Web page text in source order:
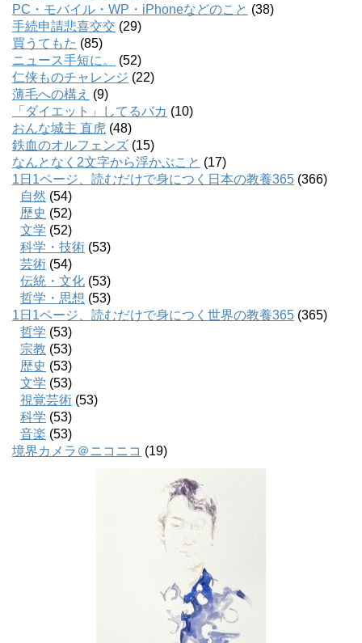
PC・モバイル・WP・iPhoneなどのこと (38)
手続申請悲喜交交 (29)
買うてもた (85)
ニュース手短に。
(52)
仁侠ものチャレンジ (22)
薄毛への構え (9)
「ダイエット」してるバカ (10)
おんな城主 直虎 (48)
鉄血のオルフェンズ (15)
なんとなく2文字から浮かぶこと (17)
1日1ページ、読むだけで身につく日本の教養365 (366)
自然 (54)
歴史 (52)
文学 (52)
科学・技術 (53)
芸術 (54)
伝統・文化 (53)
哲学・思想 (53)
1日1ページ、読むだけで身につく世界の教養365 (365)
哲学 (53)
宗教 (53)
歴史 (53)
文学 (53)
視覚芸術 (53)
科学 (53)
音楽 (53)
境界カメラ＠ニコニコ (19)